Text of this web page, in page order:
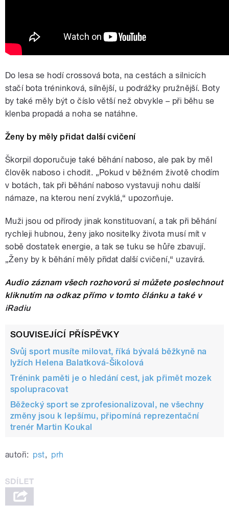
Do lesa se hodí crossová bota, na cestách a silnicích
stačí bota tréninková, silnější, u podrážky pružnější. Boty
by také měly být o číslo větší než obvykle – při běhu se
klenba propadá a noha se natáhne.
Ženy by měly přidat další cvičení
Škorpil doporučuje také běhání naboso, ale pak by měl
člověk naboso i chodit. „Pokud v běžném životě chodím
v botách, tak při běhání naboso vystavuji nohu další
námaze, na kterou není zvyklá,“ upozorňuje.
Muži jsou od přírody jinak konstituovaní, a tak při běhání
rychleji hubnou, ženy jako nositelky života musí mít v
sobě dostatek energie, a tak se tuku se hůře zbavují.
„Ženy by k běhání měly přidat další cvičení,“ uzavírá.
Audio záznam všech rozhovorů si můžete poslechnout
kliknutím na odkaz přímo v tomto článku a také v
iRadiu
SOUVISEJÍCÍ PŘÍSPĚVKY
Svůj sport musíte milovat, říká bývalá běžkyně na
lyžích Helena Balatková-Šikolová
Trénink paměti je o hledání cest, jak přimět mozek
spolupracovat
Běžecký sport se zprofesionalizoval, ne všechny
změny jsou k lepšímu, připomíná reprezentační
trenér Martin Koukal
autoři: pst, prh